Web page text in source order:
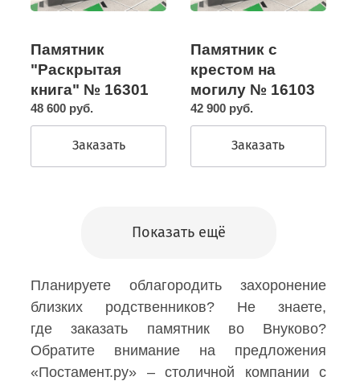
Памятник
"Раскрытая
книга" № 16301
48 600 руб.
Заказать
Памятник с
крестом на
могилу № 16103
42 900 руб.
Заказать
Показать ещё
Планируете облагородить захоронение
близких родственников? Не знаете,
где заказать памятник во Внуково?
Обратите внимание на предложения
«Постамент.ру» – столичной компании с